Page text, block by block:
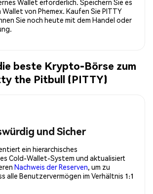
Wallet erforderlich. Speichern Sie es
Wallet von Phemex. Kaufen Sie PITTY
Sie noch heute mit dem Handel oder
beste Krypto-Börse zum
the Pitbull (PITTY)
und Sicher
ein hierarchisches
Cold-Wallet-System und aktualisiert
Nachweis der Reserven, um zu
alle Benutzervermögen im Verhältnis 1:1